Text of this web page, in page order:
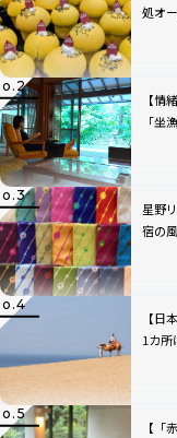
処オ
【情
「坐
星野
宿の
【日
1カ所
【「